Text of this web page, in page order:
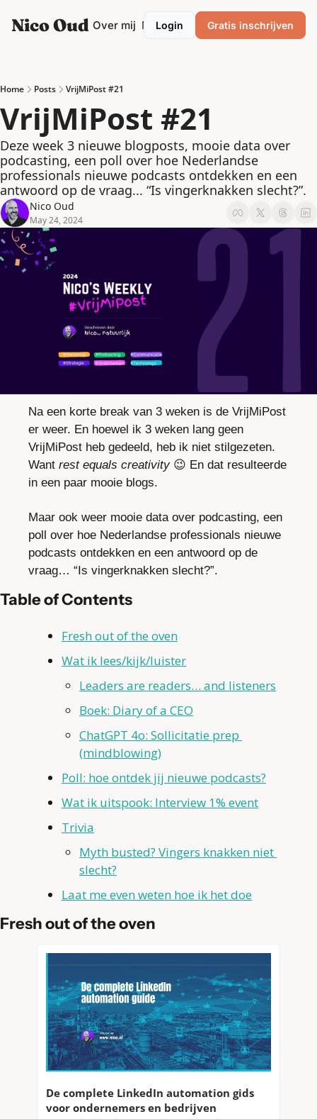
Nico Oud
Categories
Categories
Ondernemen
Personal development
Podcasting
Productiviteit
Strategie
VrijMiPost
Over mij Mentor/Coach
Login Gratis inschrijven
Home Posts VrijMiPost #21
VrijMiPost #21
Deze week 3 nieuwe blogposts, mooie data over
podcasting, een poll over hoe Nederlandse
professionals nieuwe podcasts ontdekken en een
antwoord op de vraag... “Is vingerknakken slecht?”.
Nico Oud
May 24, 2024
Na een korte break van 3 weken is de VrijMiPost
er weer. En hoewel ik 3 weken lang geen
VrijMiPost heb gedeeld, heb ik niet stilgezeten.
Want rest equals creativity 😉 En dat resulteerde
in een paar mooie blogs.
Maar ook weer mooie data over podcasting, een
poll over hoe Nederlandse professionals nieuwe
podcasts ontdekken en een antwoord op de
vraag… “Is vingerknakken slecht?”.
Table of Contents
Fresh out of the oven
Wat ik lees/kijk/luister
Leaders are readers… and listeners
Boek: Diary of a CEO
ChatGPT 4o: Sollicitatie prep
(mindblowing)
Poll: hoe ontdek jij nieuwe podcasts?
Wat ik uitspook: Interview 1% event
Trivia
Myth busted? Vingers knakken niet
slecht?
Laat me even weten hoe ik het doe
Fresh out of the oven
De complete LinkedIn automation gids
voor ondernemers en bedrijven